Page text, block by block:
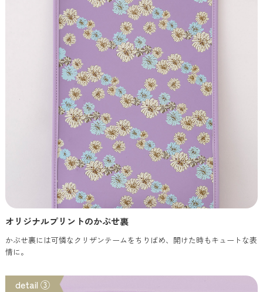
オリジナルプリントのかぶせ裏
かぶせ裏には可憐なクリザンテームをちりばめ、開けた時もキュートな表
情に。
detail ③